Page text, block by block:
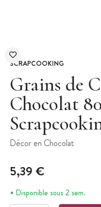
SCRAPCOOKING
Grains de
Chocolat
Décor en Chocolat
5,39 €
Disponible sous 2 sem.